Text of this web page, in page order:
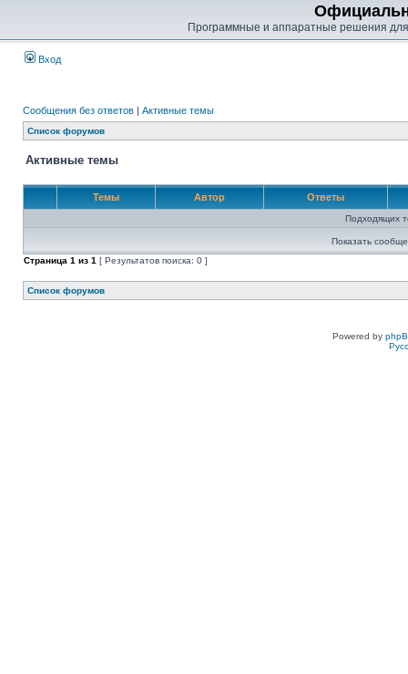
Программные и аппаратные решения
Вход
Сообщения без ответов | Активные темы
Список форумов
Активные темы
Темы Автор Ответы
Подходящих
Показать
Страница 1 из 1 [ Результатов поиска: 0 ]
Список форумов
Powered by